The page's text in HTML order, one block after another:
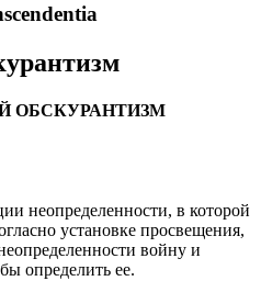
ОБСКУРАНТИЗМ
неопределенности, в которой
установке просвещения,
войну и
определить ее.